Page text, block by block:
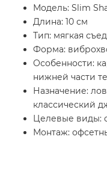
Модель: Slim
Длина: 10 см
Тип: мягкая
Форма:
Особенности:
нижней части
Назначение:
классический
Целевые виды:
Монтаж: